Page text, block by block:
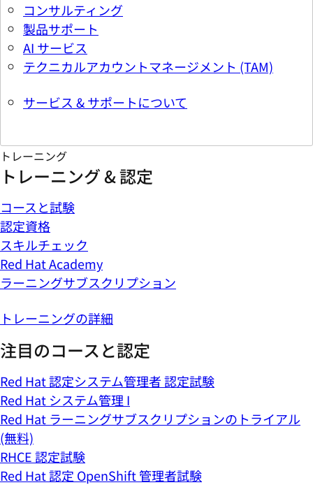
コンサルティング
製品サポート
AI サービス
テクニカルアカウントマネージメント (TAM)
サービス & サポートについて
トレーニング
トレーニング & 認定
コースと試験
認定資格
スキルチェック
Red Hat Academy
ラーニングサブスクリプション
トレーニングの詳細
注目のコースと認定
Red Hat 認定システム管理者 認定試験
Red Hat システム管理 I
Red Hat ラーニングサブスクリプションのトライアル
(無料)
RHCE 認定試験
Red Hat 認定 OpenShift 管理者試験